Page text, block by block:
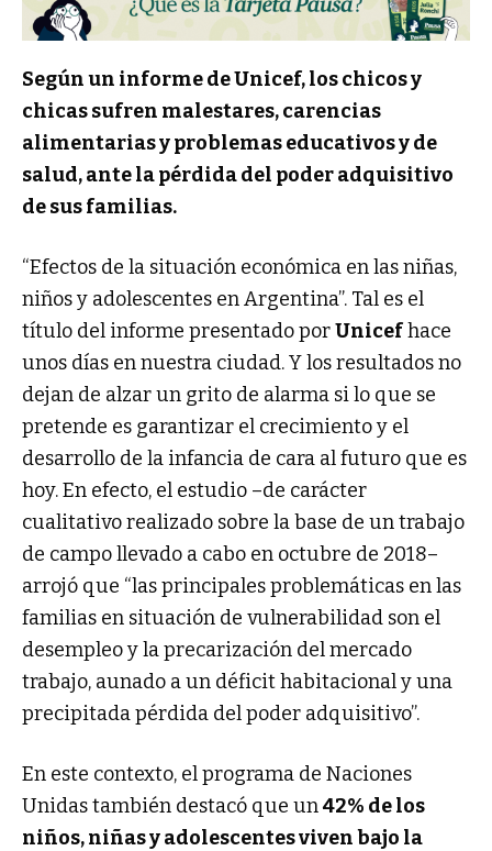
Según un informe de Unicef, los chicos y
chicas sufren malestares, carencias
alimentarias y problemas educativos y de
salud, ante la pérdida del poder adquisitivo
de sus familias.
“Efectos de la situación económica en las niñas,
niños y adolescentes en Argentina”. Tal es el
título del informe presentado porUnicefhace
unos días en nuestra ciudad. Y los resultados no
dejan de alzar un grito de alarma si lo que se
pretende es garantizar el crecimiento y el
desarrollo de la infancia de cara al futuro que es
hoy. En efecto, el estudio –de carácter
cualitativo realizado sobre la base de un trabajo
de campo llevado a cabo en octubre de 2018–
arrojó que “las principales problemáticas en las
familias en situación de vulnerabilidad son el
desempleo y la precarización del mercado
trabajo, aunado a un déficit habitacional y una
precipitada pérdida del poder adquisitivo”.
En este contexto, el programa de Naciones
Unidas también destacó que un42% de los
niños, niñas y adolescentes viven bajo la